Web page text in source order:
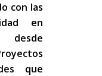
con las
en
desde
que